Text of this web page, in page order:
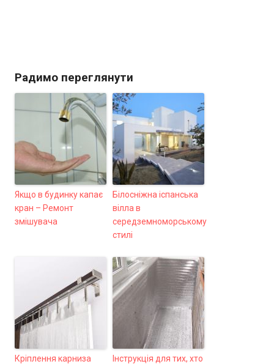
Радимо переглянути
Якщо в будинку капає
кран – Ремонт
змішувача
Білосніжна іспанська
вілла в
середземноморському
стилі
Кріплення карниза Інструкція для тих, хто